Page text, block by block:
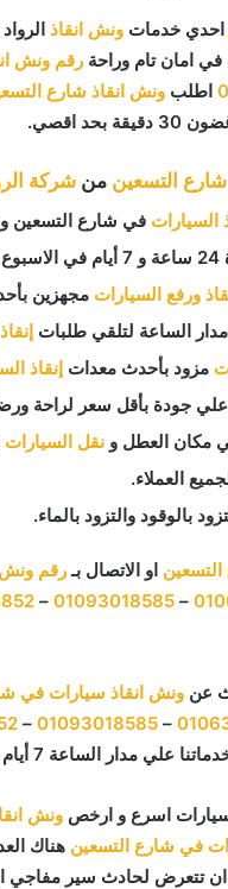
احدي خدمات ونش انقاذ
في امان تام وراحة رقم ونش
اطلب ونش انقاذ شارع
بحد اقصي.
التسعين من شركة
السيارات في شارع التسعين
ورفع السيارات مجهزين
الساعة لتلقي طلبات
مزود بأحدث معدات إنقاذ
جودة بأقل سعر لراحة
مكان العطل و نقل السيارات
العملاء.
بالوقود والتزود بالماء.
او الاتصال بـرقم ونش
–
01093018585
–
عن ونش انقاذ سيارات في
–
01093018585
–
7 أيام بالاسبوع 365 يوما 24 يوميا.
اسرع و ارخص ونش
في شارع التسعين هناك
تتعرض لحادث سير مفاجي